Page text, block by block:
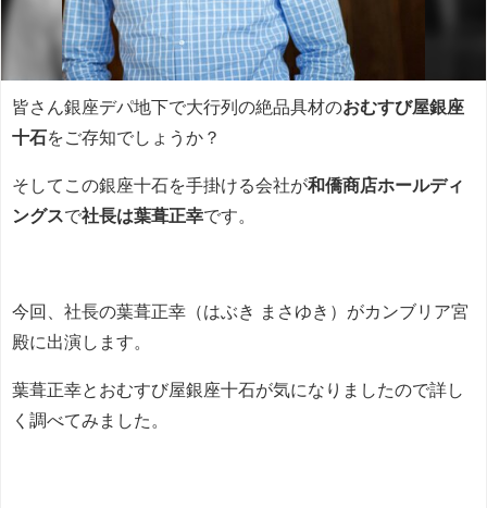
皆さん銀座デパ地下で大行列の絶品具材のおむすび屋銀座
十石をご存知でしょうか？
そしてこの銀座十石を手掛ける会社が和僑商店ホールディ
ングスで社長は葉葺正幸です。
今回、社長の葉葺正幸（はぶき まさゆき）がカンブリア宮
殿に出演します。
葉葺正幸とおむすび屋銀座十石が気になりましたので詳し
く調べてみました。